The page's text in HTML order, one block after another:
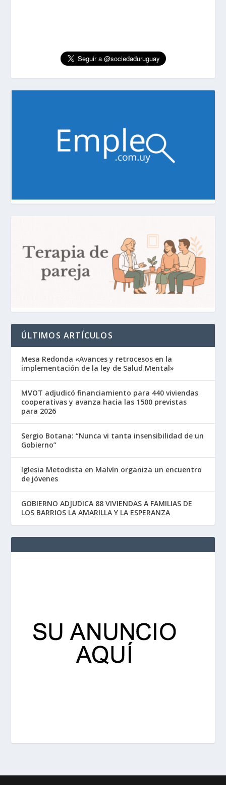
ÚLTIMOS ARTÍCULOS
Mesa Redonda «Avances y retrocesos en la
implementación de la ley de Salud Mental»
MVOT adjudicó financiamiento para 440 viviendas
cooperativas y avanza hacia las 1500 previstas
para 2026
Sergio Botana: “Nunca vi tanta insensibilidad de un
Gobierno”
Iglesia Metodista en Malvín organiza un encuentro
de jóvenes
GOBIERNO ADJUDICA 88 VIVIENDAS A FAMILIAS DE
LOS BARRIOS LA AMARILLA Y LA ESPERANZA